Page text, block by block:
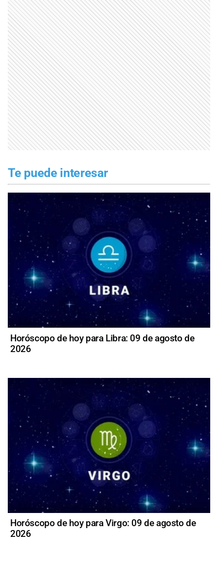
Te puede interesar
Horóscopo de hoy para Libra: 09 de agosto de
2026
Horóscopo de hoy para Virgo: 09 de agosto de
2026